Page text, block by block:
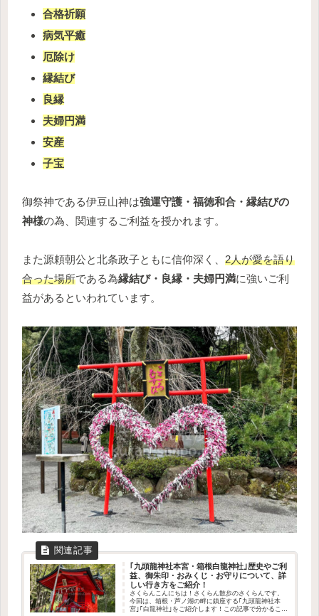
合格祈願
病気平癒
厄除け
縁結び
良縁
夫婦円満
安産
子宝
御祭神である伊豆山神は強運守護・福徳和合・縁結びの
神様の為、関連するご利益を授かれます。
また源頼朝公と北条政子ともに信仰深く、 2人が愛を語り
合った場所である為縁結び・良縁・夫婦円満に強いご利
益があるといわれています。
｢九頭龍神社本宮・箱根白龍神社｣歴史やご利
益、御朱印・おみくじ・お守りについて、詳
しい行き方をご紹介！
さくらんこんにちは！さくらん散歩のさくらんです。
今回は、箱根・芦ノ湖の畔に鎮座する｢九頭龍神社本
宮｣｢白龍神社｣をご紹介します！この記事で分かること